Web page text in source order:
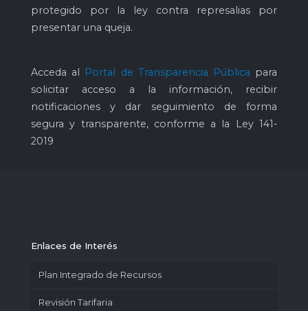
protegido por la ley contra represalias por
presentar una queja.
Acceda al Portal de Transparencia Pública para
solicitar acceso a la información, recibir
notificaciones y dar seguimiento de forma
segura y transparente, conforme a la Ley 141-
2019
Enlaces de Interés
Plan Integrado de Recursos
Revisión Tarifaria